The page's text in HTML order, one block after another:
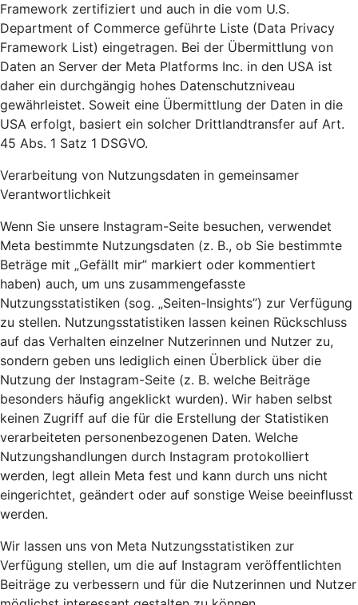
Framework zertifiziert und auch in die vom U.S.
Department of Commerce geführte Liste (Data Privacy
Framework List) eingetragen. Bei der Übermittlung von
Daten an Server der Meta Platforms Inc. in den USA ist
daher ein durchgängig hohes Datenschutzniveau
gewährleistet. Soweit eine Übermittlung der Daten in die
USA erfolgt, basiert ein solcher Drittlandtransfer auf Art.
45 Abs. 1 Satz 1 DSGVO.
Verarbeitung von Nutzungsdaten in gemeinsamer
Verantwortlichkeit
Wenn Sie unsere Instagram-Seite besuchen, verwendet
Meta bestimmte Nutzungsdaten (z. B., ob Sie bestimmte
Beträge mit „Gefällt mir” markiert oder kommentiert
haben) auch, um uns zusammengefasste
Nutzungsstatistiken (sog. „Seiten-Insights”) zur Verfügung
zu stellen. Nutzungsstatistiken lassen keinen Rückschluss
auf das Verhalten einzelner Nutzerinnen und Nutzer zu,
sondern geben uns lediglich einen Überblick über die
Nutzung der Instagram-Seite (z. B. welche Beiträge
besonders häufig angeklickt wurden). Wir haben selbst
keinen Zugriff auf die für die Erstellung der Statistiken
verarbeiteten personenbezogenen Daten. Welche
Nutzungshandlungen durch Instagram protokolliert
werden, legt allein Meta fest und kann durch uns nicht
eingerichtet, geändert oder auf sonstige Weise beeinflusst
werden.
Wir lassen uns von Meta Nutzungsstatistiken zur
Verfügung stellen, um die auf Instagram veröffentlichten
Beiträge zu verbessern und für die Nutzerinnen und Nutzer